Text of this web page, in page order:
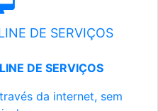
DE SERVIÇOS
DE SERVIÇOS
da internet, sem